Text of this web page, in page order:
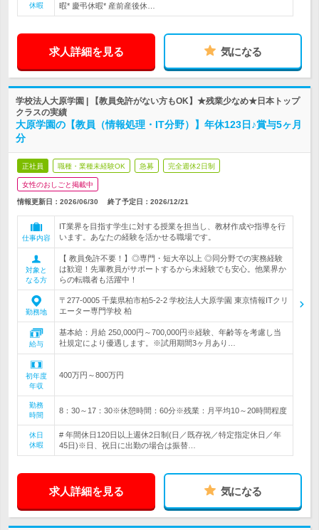
休暇
暇* 慶弔休暇* 産前産後休…
求人詳細を見る 気になる
学校法人大原学園 | 【教員免許がない方もOK】★残業少なめ★日本トップ
クラスの実績
大原学園の【教員（情報処理・IT分野）】年休123日♪賞与5ヶ月
分
正社員 職種・業種未経験OK 急募 完全週休2日制
女性のおしごと掲載中
情報更新日：2026/06/30 終了予定日： 2026/12/21
仕事内容
IT業界を目指す学生に対する授業を担当し、教材作成や指導を行
います。あなたの経験を活かせる職場です。
対象と
なる方
【 教員免許不要！】◎専門・短大卒以上 ◎同分野での実務経験
は歓迎！先輩教員がサポートするから未経験でも安心。他業界か
らの転職者も活躍中！
勤務地
〒277-0005 千葉県柏市柏5-2-2 学校法人大原学園 東京情報ITクリ
エーター専門学校 柏
給与
基本給：月給 250,000円～700,000円※経験、年齢等を考慮し当
社規定により優遇します。※試用期間3ヶ月あり…
初年度
年収
400万円～800万円
勤務
時間
8：30～17：30※休憩時間：60分※残業：月平均10～20時間程度
休日
休暇
# 年間休日120日以上週休2日制(日／既存祝／特定指定休日／年
45日)※日、祝日に出勤の場合は振替…
求人詳細を見る 気になる